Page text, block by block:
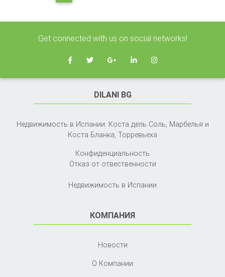
Get connected with us on social networks!
DILANI BG
Недвижимость в Испании: Коста дель Соль, Марбелья и
Коста Бланка, Торревьеха
Конфиденциальность
Отказ от отвественности
Недвижимость в Испании
КОМПАНИЯ
Новости
О Компании